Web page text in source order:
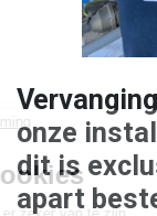
onze
dit is
apart